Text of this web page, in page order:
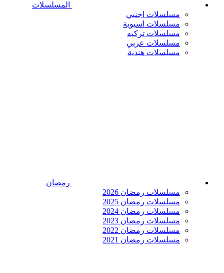
المسلسلات
مسلسلات اجنبي
مسلسلات اسيوية
مسلسلات تركيه
مسلسلات عربي
مسلسلات هندية
رمضان
مسلسلات رمضان 2026
مسلسلات رمضان 2025
مسلسلات رمضان 2024
مسلسلات رمضان 2023
مسلسلات رمضان 2022
مسلسلات رمضان 2021